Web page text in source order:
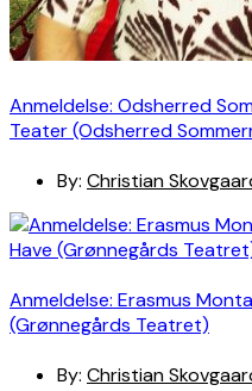
Anmeldelse: Odsherred
Teater (Odsherred
By: Christian
Anmeldelse: Erasmus
(Grønnegårds Teatret)
By: Christian